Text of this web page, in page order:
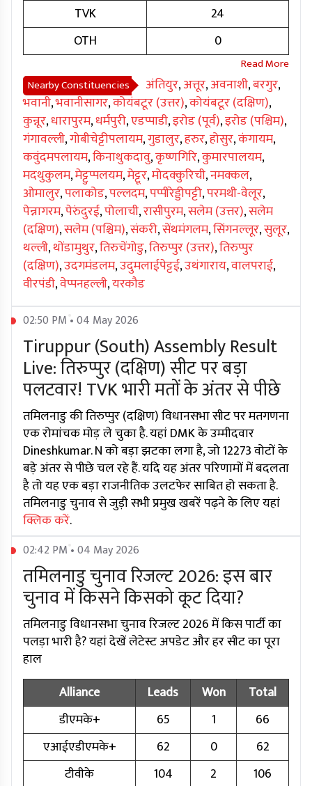
TVK
24
OTH
0
Nearby Constituencies अंतियुर,अत्तूर,अवनाशी,बरगुर,
भवानी,भवानीसागर,कोयंबटूर (उत्तर),कोयंबटूर (दक्षिण),
कुन्नूर,धारापुरम,धर्मपुरी,एडप्पाडी,इरोड (पूर्व),इरोड (पश्चिम),
गंगावल्ली,गोबीचेट्टीपलायम,गुडालुर,हरुर,होसुर,कंगायम,
कवुंदमपलायम,किनाथुकदावु,कृष्णगिरि,कुमारपालयम,
मदथुकुलम,मेट्टुप्पलयम,मेट्टूर,मोदक्कुरिची,नमक्कल,
ओमालुर,पलाकोड,पल्लदम,पप्पीरेड्डीपट्टी,परमथी-वेलूर,
पेन्नागरम,पेरुंदुरई,पोलाची,रासीपुरम,सलेम (उत्तर),सलेम
(दक्षिण),सलेम (पश्चिम),संकरी,सेंथमंगलम,सिंगनल्लूर,सुलूर,
थल्ली,थोंडामुथुर,तिरुचेंगोडु,तिरुप्पुर (उत्तर),तिरुप्पुर
(दक्षिण),उदगमंडलम,उदुमलाईपेट्टई,उथंगाराय,वालपराई,
वीरपंडी,वेप्पनहल्ली,यरकौड
02:50 PM • 04 May 2026
Tiruppur (South) Assembly Result
Live: तिरुप्पुर (दक्षिण) सीट पर बड़ा
पलटवार! TVK भारी मतों के अंतर से पीछे
तमिलनाडु की तिरुप्पुर (दक्षिण) विधानसभा सीट पर मतगणना
एक रोमांचक मोड़ ले चुका है. यहां DMK के उम्मीदवार
Dineshkumar. N को बड़ा झटका लगा है, जो 12273 वोटों के
बड़े अंतर से पीछे चल रहे हैं. यदि यह अंतर परिणामों में बदलता
है तो यह एक बड़ा राजनीतिक उलटफेर साबित हो सकता है.
तमिलनाडु चुनाव से जुड़ी सभी प्रमुख खबरें पढ़ने के लिए यहां
क्लिक करें.
02:42 PM • 04 May 2026
तमिलनाडु चुनाव रिजल्ट 2026: इस बार
चुनाव में किसने किसको कूट दिया?
तमिलनाडु विधानसभा चुनाव रिजल्ट 2026 में किस पार्टी का
पलड़ा भारी है? यहां देखें लेटेस्ट अपडेट और हर सीट का पूरा
हाल
Alliance
Leads Won
Total
डीएमके+
65 1
66
एआईएडीएमके+
62 0
62
टीवीके
104 2
106